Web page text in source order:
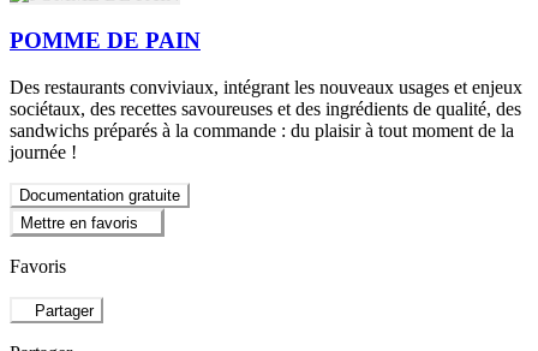
POMME DE PAIN
Des restaurants conviviaux, intégrant les nouveaux usages et enjeux
sociétaux, des recettes savoureuses et des ingrédients de qualité, des
sandwichs préparés à la commande : du plaisir à tout moment de la
journée !
Documentation gratuite
Mettre en favoris
Favoris
Partager